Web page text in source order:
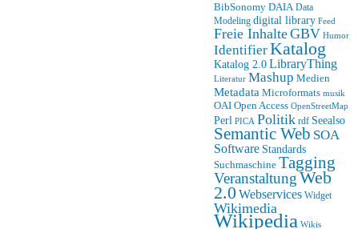
BibSonomy DAIA Data
Modeling digital library Feed
Freie InhalteGBV Humor
IdentifierKatalog
Katalog 2.0 LibraryThing
Literatur Mashup Medien
Metadata Microformats musik
OAI Open Access OpenStreetMap
Perl PICA Politik rdf Seealso
Semantic Web SOA
Software Standards
Suchmaschine Tagging
VeranstaltungWeb
2.0Webservices Widget
Wikimedia
Wikipedia Wikis